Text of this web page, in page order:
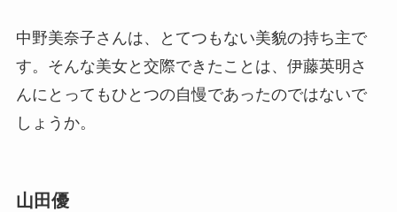
中野美奈子さんは、とてつもない美貌の持ち主で
す。そんな美女と交際できたことは、伊藤英明さ
んにとってもひとつの自慢であったのではないで
しょうか。
山田優